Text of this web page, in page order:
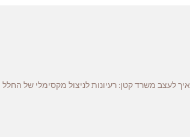
איך לעצב משרד קטן: רעיונות לניצול מקסימלי של החלל